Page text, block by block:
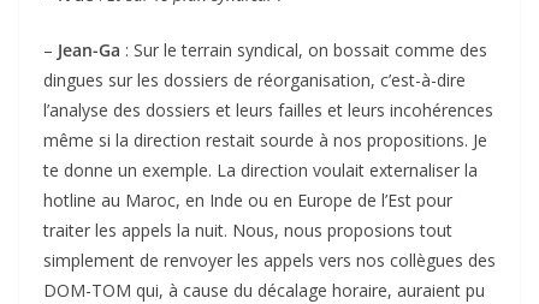
– Jean-Ga : Sur le terrain syndical, on bossait comme des
dingues sur les dossiers de réorganisation, c’est-à-dire
l’analyse des dossiers et leurs failles et leurs incohérences
même si la direction restait sourde à nos propositions. Je
te donne un exemple. La direction voulait externaliser la
hotline au Maroc, en Inde ou en Europe de l’Est pour
traiter les appels la nuit. Nous, nous proposions tout
simplement de renvoyer les appels vers nos collègues des
DOM-TOM qui, à cause du décalage horaire, auraient pu